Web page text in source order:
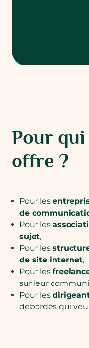
Pour
offre ?
Pour les
de
Pour les
sujet,
Pour les
de site internet,
Pour les
sur leur
Pour les
débordés qui